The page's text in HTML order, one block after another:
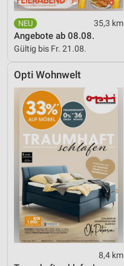
35,3 km
Angebote ab 08.08.
Gültig bis Fr. 21.08.
Opti Wohnwelt
8,4 km